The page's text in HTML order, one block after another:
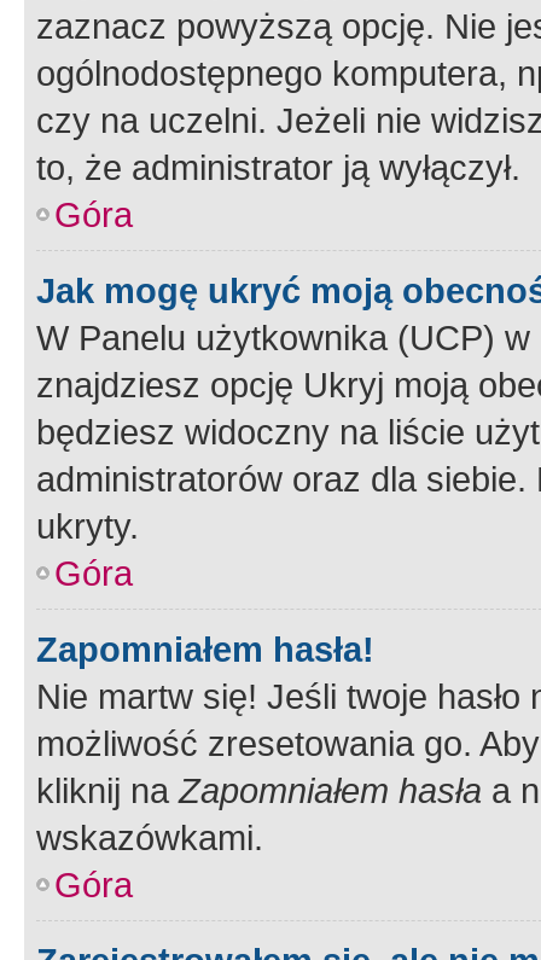
zaznacz powyższą opcję. Nie
ogólnodostępnego komputera,
czy na uczelni. Jeżeli nie
to, że administrator ją wyłączył.
Góra
Jak mogę ukryć moją
W Panelu użytkownika (UCP) w
znajdziesz opcję Ukryj moją
będziesz widoczny na liście
administratorów oraz dla
ukryty.
Góra
Zapomniałem hasła!
Nie martw się! Jeśli twoje
możliwość zresetowania go.
kliknij naZapomniałem hasła a
wskazówkami.
Góra